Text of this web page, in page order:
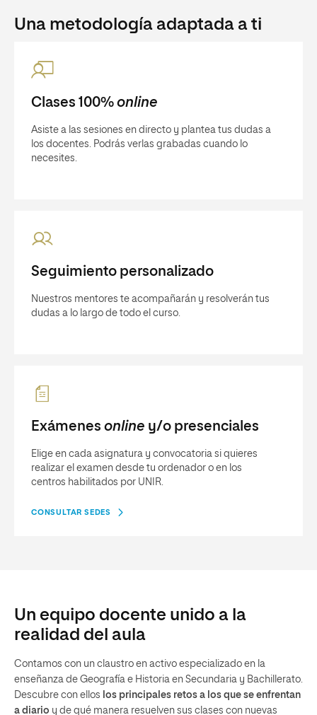
Una metodología adaptada a ti
Clases 100% online
Asiste a las sesiones en directo y plantea tus dudas a
los docentes. Podrás verlas grabadas cuando lo
necesites.
Seguimiento personalizado
Nuestros mentores te acompañarán y resolverán tus
dudas a lo largo de todo el curso.
Exámenes online y/o presenciales
Elige en cada asignatura y convocatoria si quieres
realizar el examen desde tu ordenador o en los
centros habilitados por UNIR.
CONSULTAR SEDES
Un equipo docente unido a la
realidad del aula
Contamos con un claustro en activo especializado en la
enseñanza de Geografía e Historia en Secundaria y Bachillerato.
Descubre con ellos los principales retos a los que se enfrentan
a diario y de qué manera resuelven sus clases con nuevas